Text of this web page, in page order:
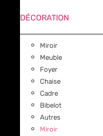
DÉCORATION
Miroir
Meuble
Foyer
Chaise
Cadre
Bibelot
Autres
Miroir